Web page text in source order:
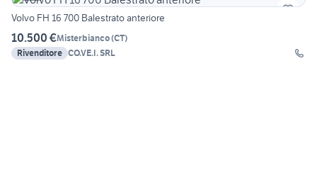
Volvo FH 16 700 Balestrato anteriore
10.500 €Misterbianco(CT)
Rivenditore CO.VE.I. SRL